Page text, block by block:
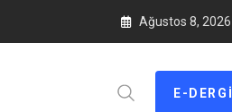
Ağustos 8, 2026
E-DERGI